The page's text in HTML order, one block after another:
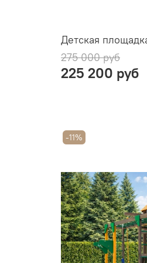
Детская
275 000 руб
225 200 руб
-11%